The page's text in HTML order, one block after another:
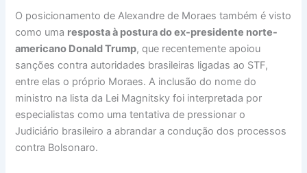
O posicionamento de Alexandre de Moraes também é visto
como uma resposta à postura do ex-presidente norte-
americano Donald Trump, que recentemente apoiou
sanções contra autoridades brasileiras ligadas ao STF,
entre elas o próprio Moraes. A inclusão do nome do
ministro na lista da Lei Magnitsky foi interpretada por
especialistas como uma tentativa de pressionar o
Judiciário brasileiro a abrandar a condução dos processos
contra Bolsonaro.